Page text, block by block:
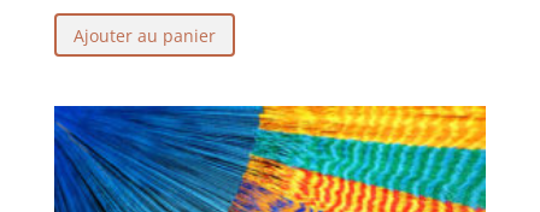
Ajouter au panier